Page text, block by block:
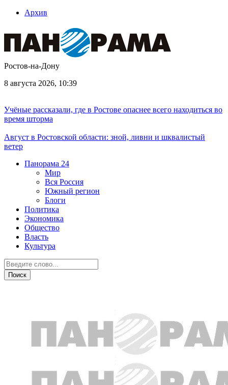
Архив
Ростов-на-Дону
8 августа 2026, 10:39
Учёные рассказали, где в Ростове опаснее всего находиться во
время шторма
Август в Ростовской области: зной, ливни и шквалистый
ветер
Панорама 24
Мир
Вся Россия
Южный регион
Блоги
Политика
Экономика
Общество
Власть
Культура